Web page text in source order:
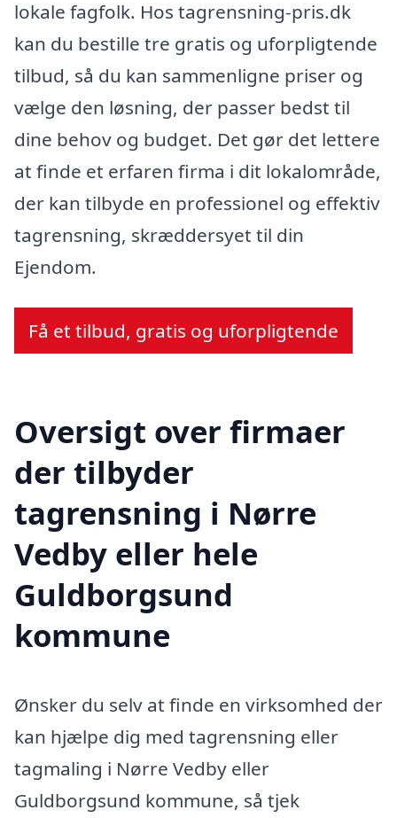
lokale fagfolk. Hos tagrensning-pris.dk
kan du bestille tre gratis og uforpligtende
tilbud, så du kan sammenligne priser og
vælge den løsning, der passer bedst til
dine behov og budget. Det gør det lettere
at finde et erfaren firma i dit lokalområde,
der kan tilbyde en professionel og effektiv
tagrensning, skræddersyet til din
Ejendom.
Få et tilbud, gratis og uforpligtende
Oversigt over firmaer
der tilbyder
tagrensning i Nørre
Vedby eller hele
Guldborgsund
kommune
Ønsker du selv at finde en virksomhed der
kan hjælpe dig med tagrensning eller
tagmaling i Nørre Vedby eller
Guldborgsund kommune, så tjek